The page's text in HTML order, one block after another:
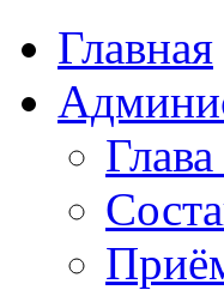
Главная